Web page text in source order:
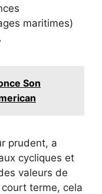
maritimes)
Son
prudent, a
cycliques et
valeurs de
terme, cela